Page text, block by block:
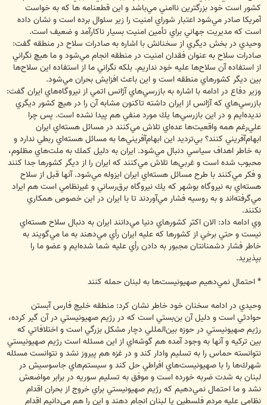
كشور است خود بزرگترين ناامني مي‌باشد و اين قطعنامه ها كه به خواست
آمريكا صادر مي‌شود اعتبار شوراي امنيت را زير سئوال برده است و نشان داده
است كه مديريت جهاني براي تأمين امنيت بسيار ناكارآمد و ضعيف است.
وحيدي در بخش ديگري از سخنانش با اشاره به صادرات سلاح در منطقه گفت:
صادرات سلاح به عنوان فقدان امنيت در منطقه انجام مي‌شود و ما هيچ نگراني
از استفاده آن سلاح‌ها عليه خود نداريم. بلكه نگراني ما از استفاده اين سلاح‌ها
بين ديگر كشورهاي منطقه است و اين باعث افزايش بحران مي‌شود.
وزير دفاع در ادامه با اشاره به بازرسي‌هاي آژانس اتمي از نيروگاه‌هاي ايران گفت:
بازرسي‌هاي كه آژانس از ايران داشته تاكنون مشابه آن را در هيچ كشور ديگري
نديده‌ايم و در اين بازرسي‌ها يك مورد منفي هم پيدا نشده است. پس چرا
علي‌رغم همه واقعيت‌ها عده‌اي تلاش مي‌كنند در مسائل هسته‌اي ايران
ابهام‌آفريني كنند؟ بي‌ترديد اين ابهام‌آفريني‌ها به مسائل هسته‌اي ربطي ندارد و
به خاطر اهداف سياسي دنبال مي‌شود. ايران به دليل كمك به ملت‌‌هاي مظلوم،
محبوب شده است و غربي‌ها تلاش مي‌كنند كه ايران را از ديگر كشورها جدا كنند
و فكر مي‌كنند با طرح مسائل هسته‌اي ايران ايزوله مي‌شود. آنها قبل از سلاح
هسته‌اي به نيروگاه بوشهر كه يك نيروگاه برق‌رساني و غيرنظامي است هم ايراد
مي‌گرفته‌اند و به روسيه فشار مي‌آوردند تا با ايران در اين خصوص همكاري
نكنند.
وي ادامه داد: الان اكثر كشورهاي دنيا مي‌دانند ايران به دنبال سلاح هسته‌اي
نيست و حتي برخي از كشورها كه عليه ايران رأي مي‌دهند به ما مي‌گويند به
خاطر فشار دشمنانتان مجبور به دادن رأي عليه شما شده‌ايم و عضو ما را
بپذيريد.
* احتمال نمي‌دهيم صهيونيست‌ها به لبنان حمله كنند
وحيدي در ادامه سخنان خود خاطر نشان كرد: منطقه خليج فارس آبستن
حوادثي است و دليل آن بن‌بستي است كه در رژيم صهيونيستي در آن گير كرده،
رژيم صهيونيستي در حوزه بين‌المللي دچار مشكل بزرگي است و اختلافاتي كه
بين تركيه و آنها به وجود آمده هم گوشه‌اي از اين مسئله است رژيم صهيونيستي
نتوانسته حماس را به تسليم وادار كند و در غزه هم پيروز نشد و نتوانست مسئله
شهرك‌ها را با صهيونيست‌هاي افراطي حل كند و سيستم‌هاي جاسوسيش در
لبنان به شدت ضربه خورده است و موفق به تسليم سوريه در برابر مواضعش
نشد و ما احتمال نمي‌دهيم كه رژيم صهيونيستي براي خروج از بحران اقدام
نظامي عليه مردم فلسطين يا لبنان انجام دهند و اين را هم مي‌دانيم اقدام